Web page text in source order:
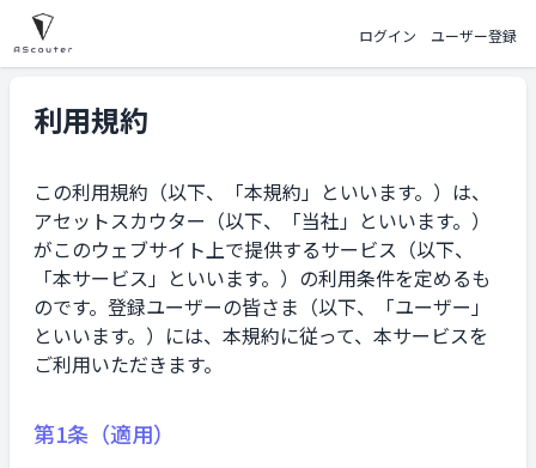
ログイン ユーザー登録
利用規約
この利用規約（以下、「本規約」といいます。）は、
アセットスカウター（以下、「当社」といいます。）
がこのウェブサイト上で提供するサービス（以下、
「本サービス」といいます。）の利用条件を定めるも
のです。登録ユーザーの皆さま（以下、「ユーザー」
といいます。）には、本規約に従って、本サービスを
ご利用いただきます。
第1条（適用）